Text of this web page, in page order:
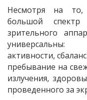
Несмотря на то,
большой
зрительного
универсальны:
активности,
пребывание на
излучения,
проведенного за